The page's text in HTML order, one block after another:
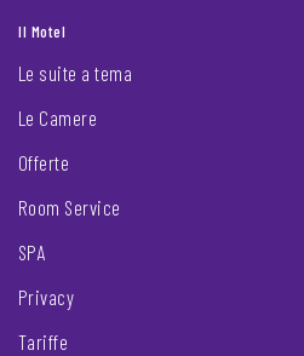
Il Motel
Le suite a tema
Le Camere
Offerte
Room Service
SPA
Privacy
Tariffe